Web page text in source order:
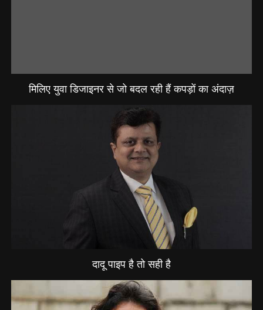
मिलिए युवा डिजाइनर से जो बदल रही हैं कपड़ों का अंदाज़
दादू पाइप है तो सही है